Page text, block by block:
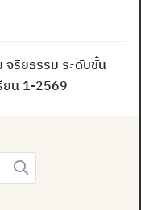
ริยธรรม ระดับชั้น
ยน 1-2569